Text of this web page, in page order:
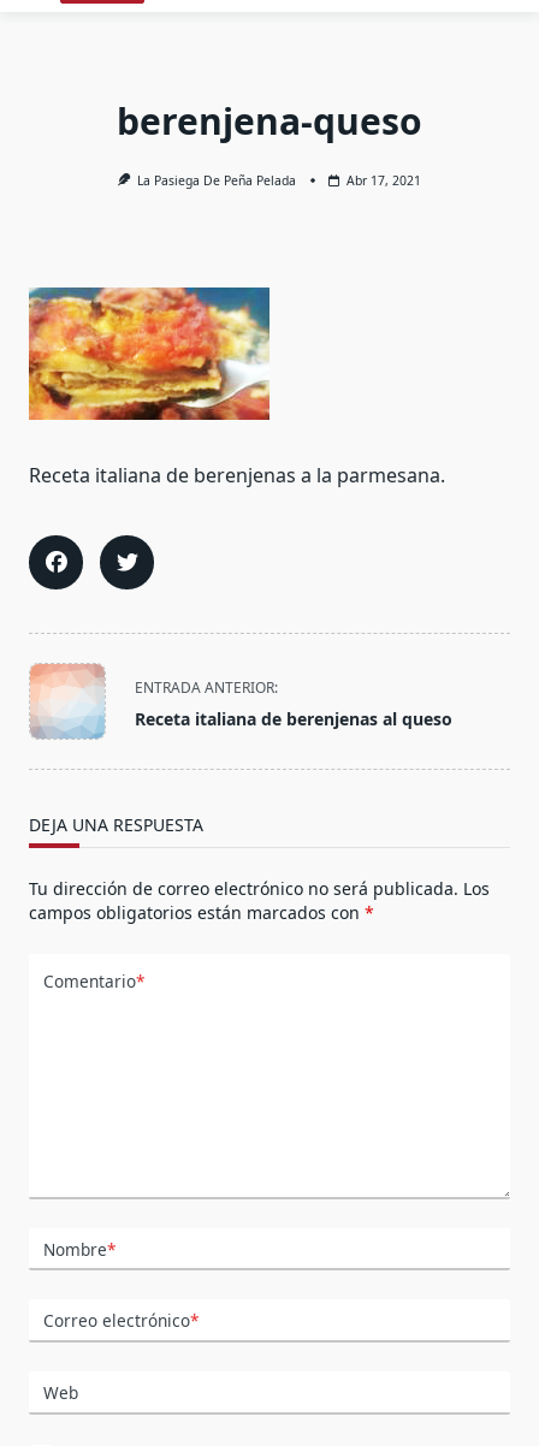
berenjena-queso
La Pasiega De Peña Pelada Abr 17, 2021
Receta italiana de berenjenas a la parmesana.
<span
class="nav-
subtitle
screen-
text">Página</span>
ENTRADA ANTERIOR:
Receta italiana de berenjenas al queso
DEJA UNA RESPUESTA
Tu dirección de correo electrónico no será publicada. Los
campos obligatorios están marcados con *
Comentario*
Nombre*
Correo electrónico*
Web